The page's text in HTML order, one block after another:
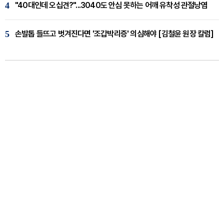
4 "40대인데 오십견?"...3040도 안심 못하는 어깨 유착성 관절낭염
5 손발톱 들뜨고 벗겨진다면 '조갑박리증' 의심해야 [김철윤 원장 칼럼]